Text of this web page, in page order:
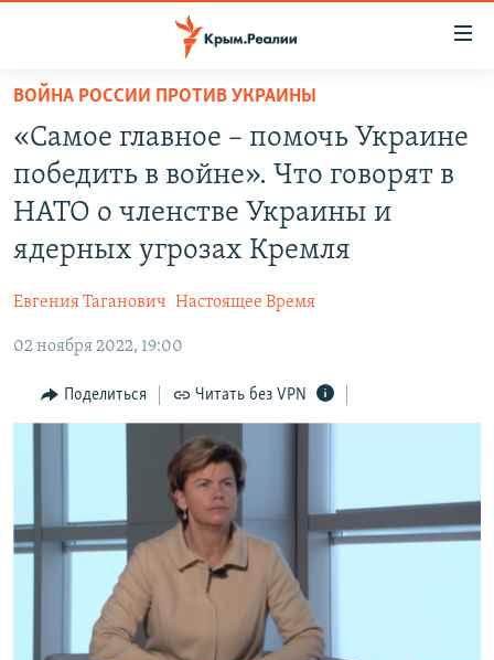
Вернуться
основному
содержанию
Вернутся
главной
Вернутся
СПЕЦПРОЕКТЫ
ГРУЗ 200
КАРТА ВОЕННЫХ ОБЪЕКТОВ КРЫМА
ВОДА
ИНФОГРАФИКА
ТЕЛЕПРОЕКТ КРЫМ.РЕАЛИИ
СОВЕТЫ ПРАВОЗАЩИТНИКОВ
ПРОПАВШИЕ БЕЗ ВЕСТИ
ПОБЕДИТЕЛЕЙ НЕ СУДЯТ?
КРЫМ.НЕПОКОРЕННЫЙ
УКРАИНСКАЯ ПРОБЛЕМА КРЫМА
КАК ОБОЙТИ БЛОКИРОВКУ
ВОЙНА РОССИИ ПРОТИВ УКРАИНЫ
«Самое главное – помочь Украине
победить в войне». Что говорят в
НАТО о членстве Украины и
ядерных угрозах Кремля
Евгения Таганович Настоящее Время
02 ноября 2022, 19:00
Поделиться Читать без VPN